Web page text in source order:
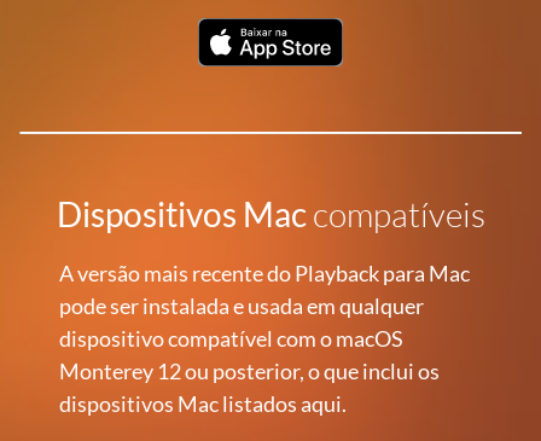
Dispositivos Maccompatíveis
A versão mais recente do Playback para Mac
pode ser instalada e usada em qualquer
dispositivo compatível com o macOS
Monterey 12 ou posterior, o que inclui os
dispositivos Mac listados aqui.